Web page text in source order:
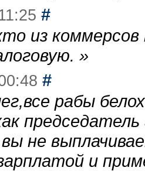
#
из
»
#
рабы
не
и